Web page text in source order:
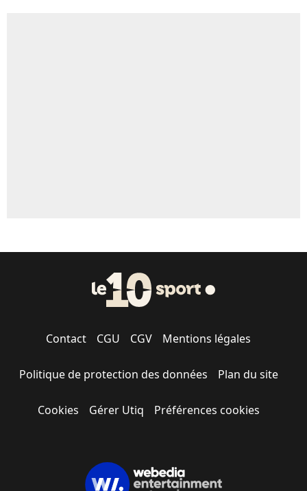
Contact CGU CGV Mentions légales
Politique de protection des données Plan du site
Cookies Gérer Utiq Préférences cookies